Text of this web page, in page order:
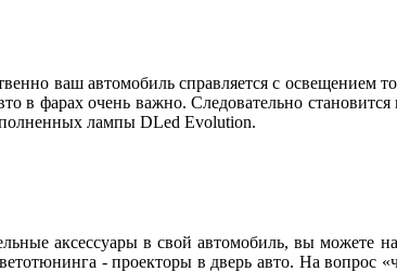
ваш автомобиль справляется с освещением
фарах очень важно. Следовательно
лампы DLed Evolution.
аксессуары в свой автомобиль, вы можете
- проекторы в дверь авто. На вопрос